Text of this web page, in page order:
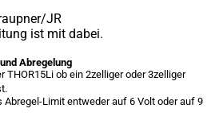
JR
ist mit dabei.
Abregelung
THOR15Li ob ein 2zelliger oder 3zelliger
Limit entweder auf 6 Volt oder auf 9